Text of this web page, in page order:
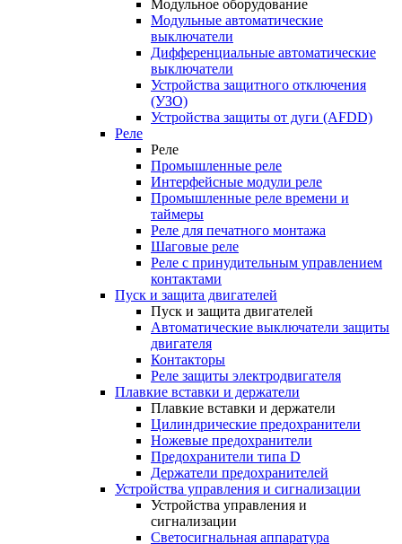
Модульное оборудование
Модульные автоматические
выключатели
Дифференциальные автоматические
выключатели
Устройства защитного отключения
(УЗО)
Устройства защиты от дуги (AFDD)
Реле
Реле
Промышленные реле
Интерфейсные модули реле
Промышленные реле времени и
таймеры
Реле для печатного монтажа
Шаговые реле
Реле с принудительным управлением
контактами
Пуск и защита двигателей
Пуск и защита двигателей
Автоматические выключатели защиты
двигателя
Контакторы
Реле защиты электродвигателя
Плавкие вставки и держатели
Плавкие вставки и держатели
Цилиндрические предохранители
Ножевые предохранители
Предохранители типа D
Держатели предохранителей
Устройства управления и сигнализации
Устройства управления и
сигнализации
Светосигнальная аппаратура